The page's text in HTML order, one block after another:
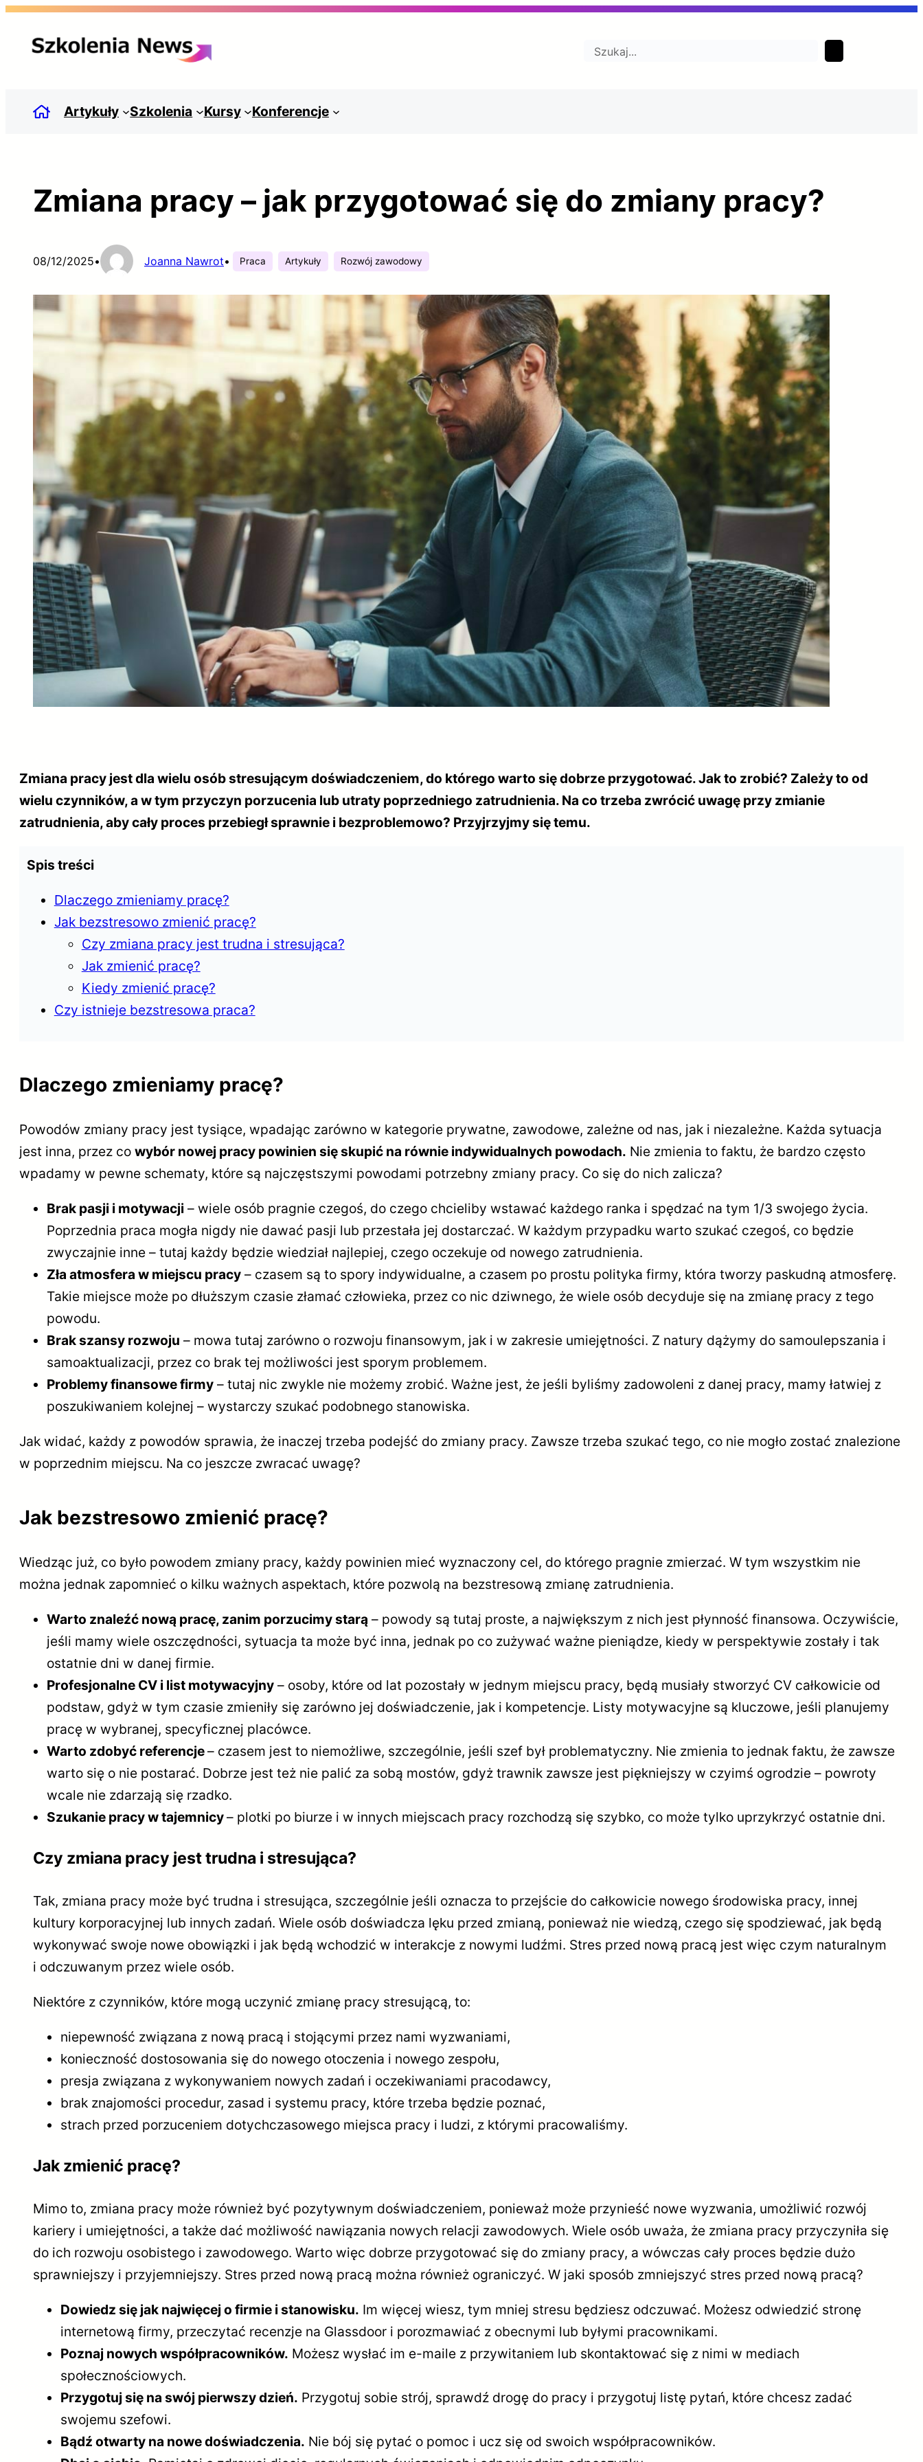
Przejdź
Szukaj
Artykuły Szkolenia Kursy Konferencje
Zmiana pracy – jak przygotować się do zmiany pracy?
08/12/2025• Joanna Nawrot• Praca Artykuły Rozwój zawodowy
Zmiana pracy jest dla wielu osób stresującym doświadczeniem, do którego warto się dobrze przygotować. Jak to zrobić? Zależy to od
wielu czynników, a w tym przyczyn porzucenia lub utraty poprzedniego zatrudnienia. Na co trzeba zwrócić uwagę przy zmianie
zatrudnienia, aby cały proces przebiegł sprawnie i bezproblemowo? Przyjrzyjmy się temu.
Spis treści
Dlaczego zmieniamy pracę?
Jak bezstresowo zmienić pracę?
Czy zmiana pracy jest trudna i stresująca?
Jak zmienić pracę?
Kiedy zmienić pracę?
Czy istnieje bezstresowa praca?
Dlaczego zmieniamy pracę?
Powodów zmiany pracy jest tysiące, wpadając zarówno w kategorie prywatne, zawodowe, zależne od nas, jak i niezależne. Każda sytuacja
jest inna, przez co wybór nowej pracy powinien się skupić na równie indywidualnych powodach. Nie zmienia to faktu, że bardzo często
wpadamy w pewne schematy, które są najczęstszymi powodami potrzebny zmiany pracy. Co się do nich zalicza?
Brak pasji i motywacji – wiele osób pragnie czegoś, do czego chcieliby wstawać każdego ranka i spędzać na tym 1/3 swojego życia.
Poprzednia praca mogła nigdy nie dawać pasji lub przestała jej dostarczać. W każdym przypadku warto szukać czegoś, co będzie
zwyczajnie inne – tutaj każdy będzie wiedział najlepiej, czego oczekuje od nowego zatrudnienia.
Zła atmosfera w miejscu pracy – czasem są to spory indywidualne, a czasem po prostu polityka firmy, która tworzy paskudną atmosferę.
Takie miejsce może po dłuższym czasie złamać człowieka, przez co nic dziwnego, że wiele osób decyduje się na zmianę pracy z tego
powodu.
Brak szansy rozwoju – mowa tutaj zarówno o rozwoju finansowym, jak i w zakresie umiejętności. Z natury dążymy do samoulepszania i
samoaktualizacji, przez co brak tej możliwości jest sporym problemem.
Problemy finansowe firmy – tutaj nic zwykle nie możemy zrobić. Ważne jest, że jeśli byliśmy zadowoleni z danej pracy, mamy łatwiej z
poszukiwaniem kolejnej – wystarczy szukać podobnego stanowiska.
Jak widać, każdy z powodów sprawia, że inaczej trzeba podejść do zmiany pracy. Zawsze trzeba szukać tego, co nie mogło zostać znalezione
w poprzednim miejscu. Na co jeszcze zwracać uwagę?
Jak bezstresowo zmienić pracę?
Wiedząc już, co było powodem zmiany pracy, każdy powinien mieć wyznaczony cel, do którego pragnie zmierzać. W tym wszystkim nie
można jednak zapomnieć o kilku ważnych aspektach, które pozwolą na bezstresową zmianę zatrudnienia.
Warto znaleźć nową pracę, zanim porzucimy starą – powody są tutaj proste, a największym z nich jest płynność finansowa. Oczywiście,
jeśli mamy wiele oszczędności, sytuacja ta może być inna, jednak po co zużywać ważne pieniądze, kiedy w perspektywie zostały i tak
ostatnie dni w danej firmie.
Profesjonalne CV i list motywacyjny – osoby, które od lat pozostały w jednym miejscu pracy, będą musiały stworzyć CV całkowicie od
podstaw, gdyż w tym czasie zmieniły się zarówno jej doświadczenie, jak i kompetencje. Listy motywacyjne są kluczowe, jeśli planujemy
pracę w wybranej, specyficznej placówce.
Warto zdobyć referencje– czasem jest to niemożliwe, szczególnie, jeśli szef był problematyczny. Nie zmienia to jednak faktu, że zawsze
warto się o nie postarać. Dobrze jest też nie palić za sobą mostów, gdyż trawnik zawsze jest piękniejszy w czyimś ogrodzie – powroty
wcale nie zdarzają się rzadko.
Szukanie pracy w tajemnicy– plotki po biurze i w innych miejscach pracy rozchodzą się szybko, co może tylko uprzykrzyć ostatnie dni.
Czy zmiana pracy jest trudna i stresująca?
Tak, zmiana pracy może być trudna i stresująca, szczególnie jeśli oznacza to przejście do całkowicie nowego środowiska pracy, innej
kultury korporacyjnej lub innych zadań. Wiele osób doświadcza lęku przed zmianą, ponieważ nie wiedzą, czego się spodziewać, jak będą
wykonywać swoje nowe obowiązki i jak będą wchodzić w interakcje z nowymi ludźmi. Stres przed nową pracą jest więc czym naturalnym
i odczuwanym przez wiele osób.
Niektóre z czynników, które mogą uczynić zmianę pracy stresującą, to:
niepewność związana z nową pracą i stojącymi przez nami wyzwaniami,
konieczność dostosowania się do nowego otoczenia i nowego zespołu,
presja związana z wykonywaniem nowych zadań i oczekiwaniami pracodawcy,
brak znajomości procedur, zasad i systemu pracy, które trzeba będzie poznać,
strach przed porzuceniem dotychczasowego miejsca pracy i ludzi, z którymi pracowaliśmy.
Jak zmienić pracę?
Mimo to, zmiana pracy może również być pozytywnym doświadczeniem, ponieważ może przynieść nowe wyzwania, umożliwić rozwój
kariery i umiejętności, a także dać możliwość nawiązania nowych relacji zawodowych. Wiele osób uważa, że zmiana pracy przyczyniła się
do ich rozwoju osobistego i zawodowego. Warto więc dobrze przygotować się do zmiany pracy, a wówczas cały proces będzie dużo
sprawniejszy i przyjemniejszy. Stres przed nową pracą można również ograniczyć. W jaki sposób zmniejszyć stres przed nową pracą?
Dowiedz się jak najwięcej o firmie i stanowisku. Im więcej wiesz, tym mniej stresu będziesz odczuwać. Możesz odwiedzić stronę
internetową firmy, przeczytać recenzje na Glassdoor i porozmawiać z obecnymi lub byłymi pracownikami.
Poznaj nowych współpracowników. Możesz wysłać im e-maile z przywitaniem lub skontaktować się z nimi w mediach
społecznościowych.
Przygotuj się na swój pierwszy dzień. Przygotuj sobie strój, sprawdź drogę do pracy i przygotuj listę pytań, które chcesz zadać
swojemu szefowi.
Bądź otwarty na nowe doświadczenia. Nie bój się pytać o pomoc i ucz się od swoich współpracowników.